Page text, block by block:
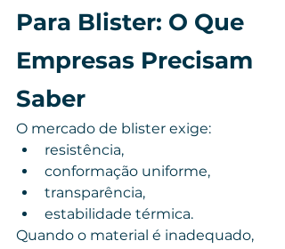
Para Blister: O Que
Empresas Precisam
Saber
O mercado de blister exige:
resistência,
conformação uniforme,
transparência,
estabilidade térmica.
Quando o material é inadequado,